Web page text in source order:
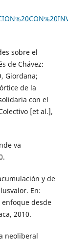
sobre el
de Chávez:
Giordana;
de la
con el
[et al.],
va
y de
En:
desde
2010.
neoliberal